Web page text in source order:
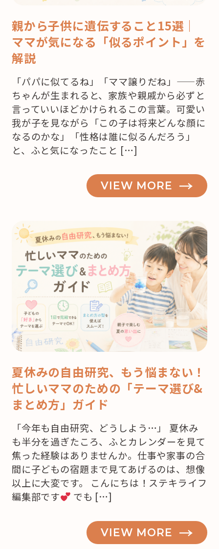
親から子供に遺伝すること15選｜
ママが気になる「似るポイント」を
解説
「パパに似てるね」「ママ譲りだね」——赤
ちゃんが生まれると、家族や親戚から必ずと
言っていいほどかけられるこの言葉。可愛い
我が子を見ながら「この子は将来どんな顔に
なるのかな」「性格は誰に似るんだろう」
と、ふと気になったこと […]
VIEW MORE
夏休みの自由研究、もう悩まない！
忙しいママのための「テーマ選び&
まとめ方」ガイド
「今年も自由研究、どうしよう…」 夏休み
も半分を過ぎたころ、ふとカレンダーを見て
焦った経験はありませんか。仕事や家事の合
間に子どもの宿題まで見てあげるのは、想像
以上に大変です。 こんにちは！ステキライフ
編集部です
でも […]
VIEW MORE